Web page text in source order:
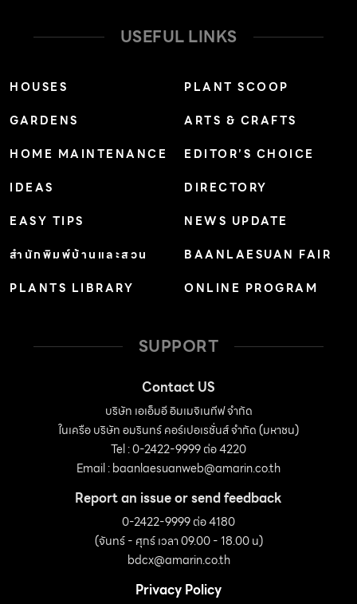
USEFUL LINKS
HOUSES
GARDENS
HOME MAINTENANCE
IDEAS
EASY TIPS
สำนักพิมพ์บ้านและสวน
PLANTS LIBRARY
PLANT SCOOP
ARTS & CRAFTS
EDITOR’S CHOICE
DIRECTORY
NEWS UPDATE
BAANLAESUAN FAIR
ONLINE PROGRAM
SUPPORT
Contact US
บริษัท เอเอ็มอี อิมเมจิเนทีฟ จำกัด
ในเครือ บริษัท อมรินทร์ คอร์เปอเรชั่นส์ จำกัด (มหาชน)
Tel : 0-2422-9999 ต่อ 4220
Email :baanlaesuanweb@amarin.co.th
Report an issue or send feedback
0-2422-9999 ต่อ 4180
(จันทร์ - ศุกร์ เวลา 09.00 - 18.00 น)
bdcx@amarin.co.th
Privacy Policy